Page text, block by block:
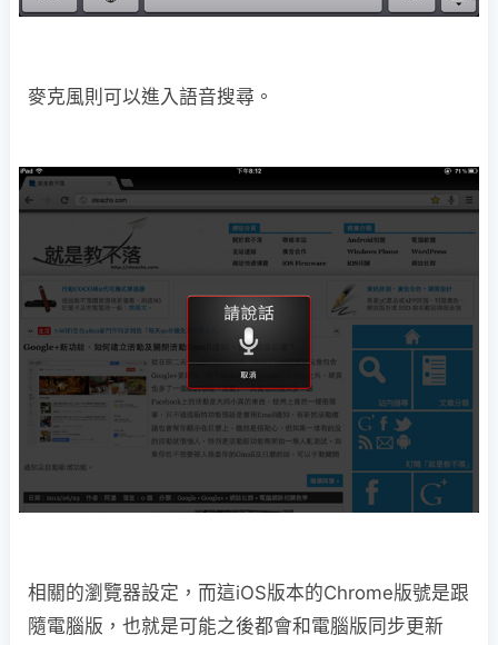
麥克風則可以進入語音搜尋。
相關的瀏覽器設定，而這iOS版本的Chrome版號是跟
隨電腦版，也就是可能之後都會和電腦版同步更新